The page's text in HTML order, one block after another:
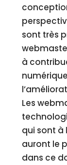
sont très
à
Les
qui sont à
auront le
dans ce